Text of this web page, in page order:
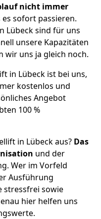
nicht immer
sofort passieren.
Lübeck sind für uns
unsere Kapazitäten
wir uns ja gleich noch.
in Lübeck ist bei uns,
kostenlos und
Angebot
100 %
in Lübeck aus? Das
und der
Wer im Vorfeld
Ausführung
stressfrei sowie
hier helfen uns